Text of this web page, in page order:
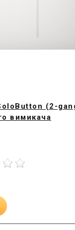
(2-
вимикача